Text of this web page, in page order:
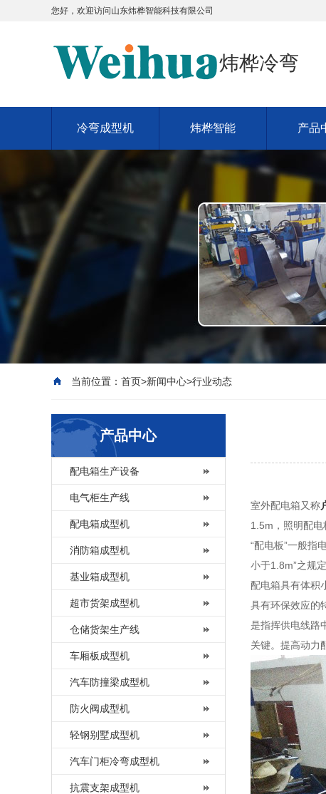
您好，欢迎访问 山东炜桦智能科技有限公司
炜桦冷弯
冷弯成型机 炜桦智能 产品
当前位置： 首页>新闻中心>行业动态
产品中心
配电箱生产设备
电气柜生产线
配电箱成型机
消防箱成型机
基业箱成型机
超市货架成型机
仓储货架生产线
车厢板成型机
汽车防撞梁成型机
防火阀成型机
轻钢别墅成型机
汽车门柜冷弯成型机
抗震支架成型机
室外配电箱又称
1.5m，照明配电
“配电板”一般指
小于1.8m”之规
配电箱具有体积
具有环保效应的
是指挥供电线路
关键。提高动力